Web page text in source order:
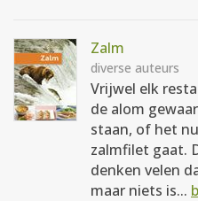
Zalm
diverse auteurs
Vrijwel elk
de alom
staan, of het
zalmfilet gaat.
denken velen
maar niets is...